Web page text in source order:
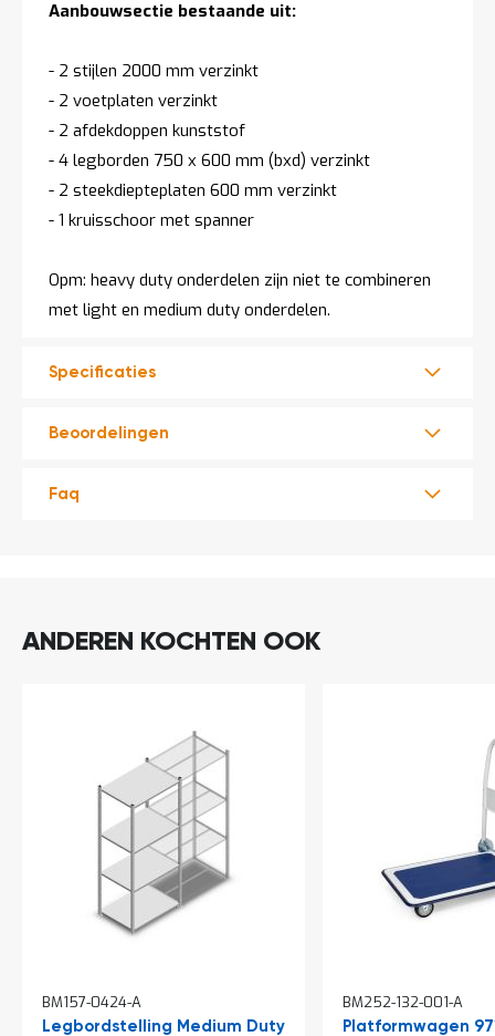
Aanbouwsectie bestaande uit:
- 2 stijlen 2000 mm verzinkt
- 2 voetplaten verzinkt
- 2 afdekdoppen kunststof
- 4 legborden 750 x 600 mm (bxd) verzinkt
- 2 steekdiepteplaten 600 mm verzinkt
- 1 kruisschoor met spanner
Opm: heavy duty onderdelen zijn niet te combineren
met light en medium duty onderdelen.
Specificaties
Beoordelingen
Faq
ANDEREN KOCHTEN OOK
BM157-0424-A
Legbordstelling Medium Duty
BM252-132-001-A
Platformwagen
winkelwagen